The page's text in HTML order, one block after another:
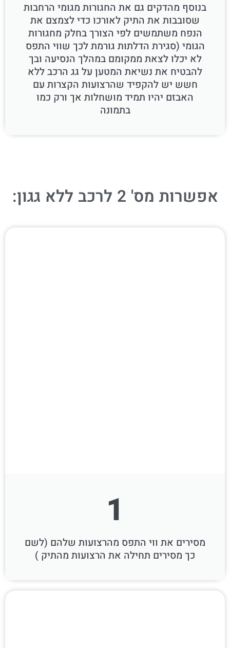
בנוסף מהדקים גם את החגורות מגומי הרחבות
שסובבות את התיק לאורכו כדי לצמצם את
הנפח משתמשים לפי הצורך בחלק מחגורות
הגומי (סגירת הדלתות גורמת לכך שווי התפס
לא יכלו לצאת ממקומם במהלך הנסיעה ובך
להבטיח את נשיאת המטען על גג הרכב ללא
חשש יש להקפיד שהרצועות הקצרות עם
האבזם יהיו תמיד מושחלות אך ורק כמו
בתמונה
אפשרות מס' 2 לרכב ללא גגון:
1
מסירים את ווי התפס מהרצועות שלהם (לשם
כך מסירים תחילה את הרצועות מהתיק )